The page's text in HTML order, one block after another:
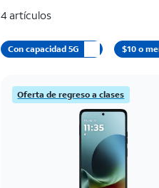
4 artículos
Con capacidad 5G $10 o
Oferta de regreso a clases